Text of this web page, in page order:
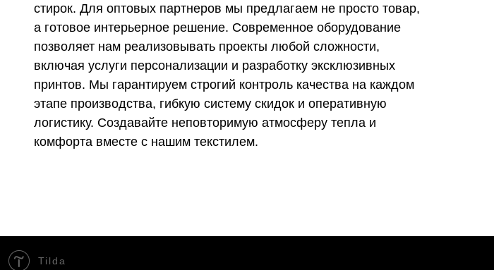
стирок. Для оптовых партнеров мы предлагаем не просто товар,
а готовое интерьерное решение. Современное оборудование
позволяет нам реализовывать проекты любой сложности,
включая услуги персонализации и разработку эксклюзивных
принтов. Мы гарантируем строгий контроль качества на каждом
этапе производства, гибкую систему скидок и оперативную
логистику. Создавайте неповторимую атмосферу тепла и
комфорта вместе с нашим текстилем.
Tilda